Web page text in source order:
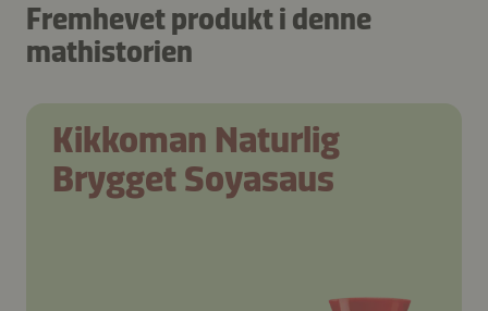
Fremhevet produkt i denne
mathistorien
Kikkoman Naturlig
Brygget Soyasaus